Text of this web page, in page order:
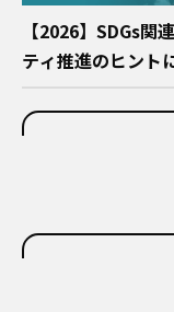
【2026】SDGs関
ティ推進のヒント